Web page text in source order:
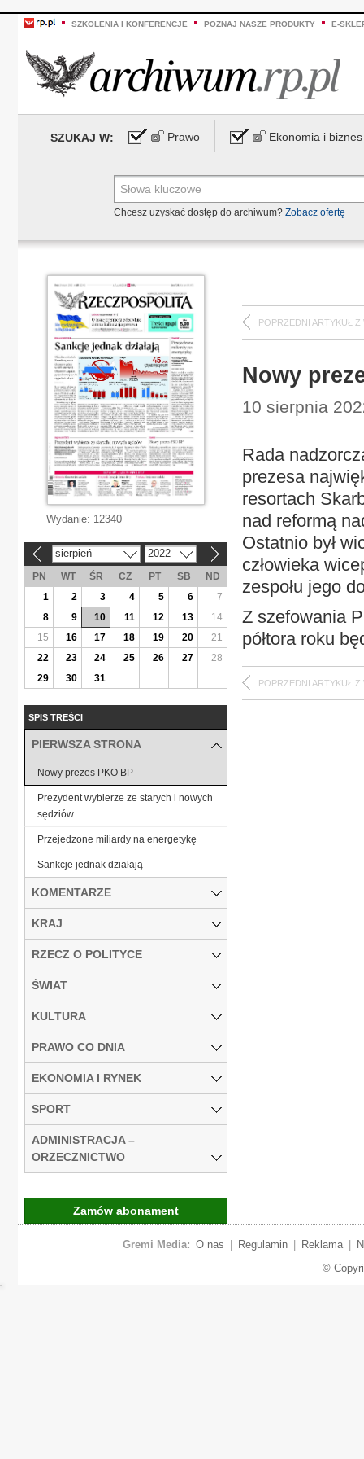
SZKOLENIA I KONFERENCJE POZNAJ NASZE PRODUKTY E-
SZUKAJ W: Prawo Ekonomia i biznes
Chcesz uzyskać dostęp do archiwum? Zobacz ofertę
POPRZEDNI ARTYKUŁ Z
Nowy
10 sierpnia
Rada
prezesa
resortach
nad reformą
Ostatnio był
człowieka
zespołu jego
Z szefowania
półtora roku
POPRZEDNI ARTYKUŁ Z
Wydanie: 12340
sierpień 2022
PN WT ŚR CZ PT SB
ND
1
2 3 4 5 6
7
8
9 10 11 12 13
14
15
16 17 18 19 20
21
22
23 24 25 26 27
28
29
30 31
SPIS TREŚCI
PIERWSZA STRONA
Nowy prezes PKO BP
Prezydent wybierze ze starych i nowych
sędziów
Przejedzone miliardy na energetykę
Sankcje jednak działają
KOMENTARZE
KRAJ
RZECZ O POLITYCE
ŚWIAT
KULTURA
PRAWO CO DNIA
EKONOMIA I RYNEK
SPORT
ADMINISTRACJA –
ORZECZNICTWO
Zamów abonament
Gremi Media: O nas Regulamin Reklama
©